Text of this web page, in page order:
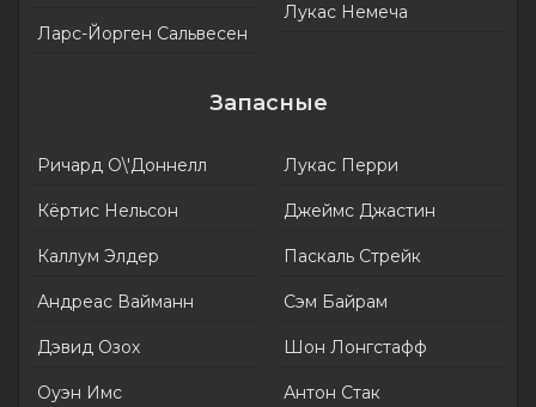
Ларс-Йорген Сальвесен
Лукас Немеча
Запасные
Ричард О\'Доннелл
Кёртис Нельсон
Каллум Элдер
Андреас Вайманн
Дэвид Озох
Оуэн Имс
Лукас Перри
Джеймс Джастин
Паскаль Стрейк
Сэм Байрам
Шон Лонгстафф
Антон Стак